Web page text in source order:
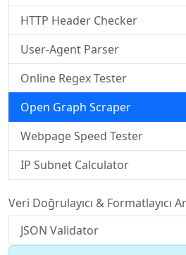
HTTP Header Checker
User-Agent Parser
Online Regex Tester
Open Graph Scraper
Webpage Speed Tester
IP Subnet Calculator
Veri Doğrulayıcı & Formatlayıcı
JSON Validator